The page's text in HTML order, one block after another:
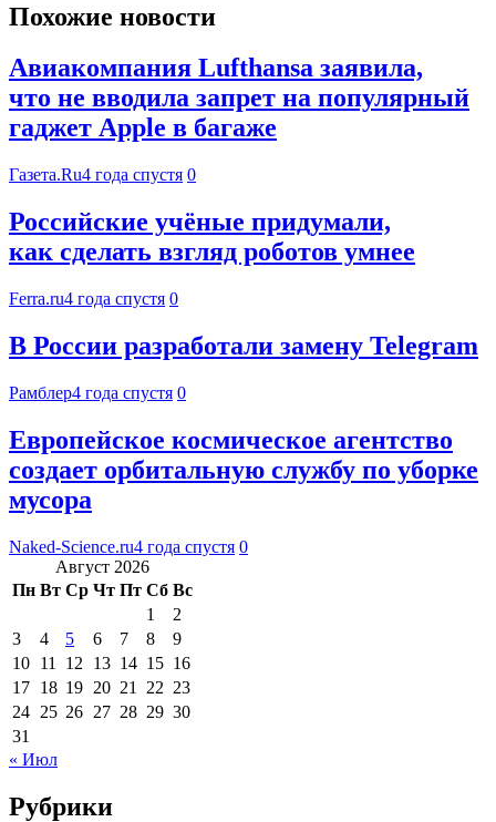
Похожие новости
Авиакомпания Lufthansa заявила,
что не вводила запрет на популярный
гаджет Apple в багаже
Газета.Ru4 года спустя 0
Российские учёные придумали,
как сделать взгляд роботов умнее
Ferra.ru4 года спустя 0
В России разработали замену Telegram
Рамблер4 года спустя 0
Европейское космическое агентство
создает орбитальную службу по уборке
мусора
Naked-Science.ru4 года спустя 0
Август 2026
Пн Вт Ср Чт Пт Сб Вс
1
2
3
4 5 6 7 8
9
10 11 12 13 14 15 16
17 18 19 20 21 22 23
24 25 26 27 28 29 30
31
« Июл
Рубрики